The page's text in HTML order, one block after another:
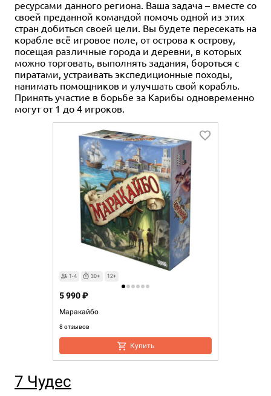
ресурсами данного региона. Ваша задача – вместе со
своей преданной командой помочь одной из этих
стран добиться своей цели. Вы будете пересекать на
корабле всё игровое поле, от острова к острову,
посещая различные города и деревни, в которых
можно торговать, выполнять задания, бороться с
пиратами, устраивать экспедиционные походы,
нанимать помощников и улучшать свой корабль.
Принять участие в борьбе за Карибы одновременно
могут от 1 до 4 игроков.
1-4 30+ 12+
Маракайбо
8 отзывов
5 990 ₽
Купить
7 Чудес